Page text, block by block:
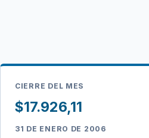
CIERRE DEL MES
$17.926,11
31 DE ENERO DE 2006